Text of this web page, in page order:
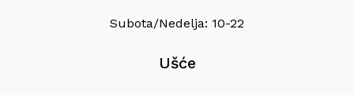
Subota/Nedelja: 10-22
Ušće